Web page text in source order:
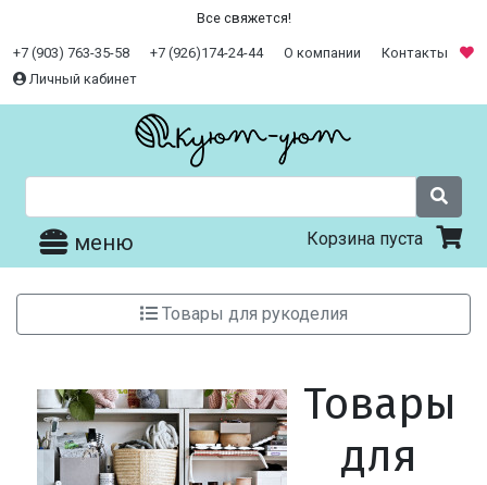
Все свяжется!
+7 (903) 763-35-58 +7 (926)174-24-44 О компании
Контакты
Личный кабинет
меню Корзина пуста
Товары для рукоделия
Товары
для